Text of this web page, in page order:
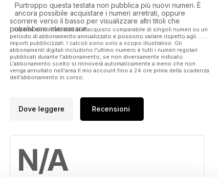
Purtroppo questa testata non pubblica più nuovi numeri. È
ancora possibile acquistare i numeri arretrati, oppure
scorrere verso il basso per visualizzare altri titoli che
potrebbero interessarvi.
I risparmi sono calcolati sull'acquisto comparabile di singoli numeri su un
periodo di abbonamento annualizzato e possono variare rispetto agli
importi pubblicizzati. I calcoli sono solo a scopo illustrativo. Gli
abbonamenti digitali includono l'ultimo numero e tutti i numeri regolari
pubblicati durante l'abbonamento, se non diversamente indicato.
L'abbonamento scelto si rinnoverà automaticamente a meno che non
venga annullato nell'area Il mio account fino a 24 ore prima della scadenza
dell'abbonamento in corso.
Dove leggere Recensioni
N/A